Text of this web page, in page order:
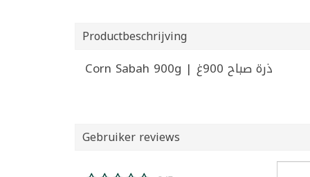
Productbeschrijving
Corn Sabah 900g | ذرة صباح 900غ
Gebruiker reviews